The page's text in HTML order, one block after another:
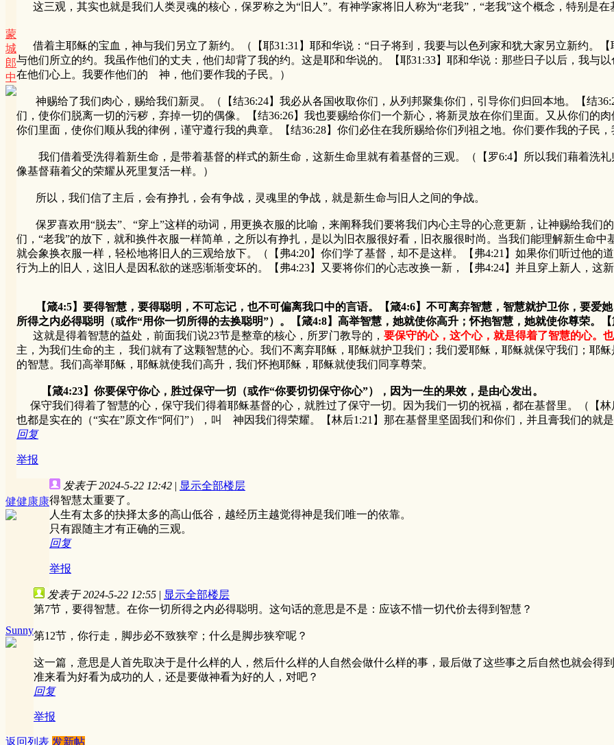
蒙
城
郎
中
这三观，其实也就是我们人类灵魂的核心，保罗称之为“旧人”。有神学家将旧人称为“老我”，“老我”这个概念，特别是在
借着主耶稣的宝血，神与我们另立了新约。（【耶31:31】耶和华说：“日子将到，我要与以色列家和犹大家另立新约。
与他们所立的约。我虽作他们的丈夫，他们却背了我的约。这是耶和华说的。【耶31:33】耶和华说：那些日子以后，我与
在他们心上。我要作他们的 神，他们要作我的子民。）
神赐给了我们肉心，赐给我们新灵。（【结36:24】我必从各国收取你们，从列邦聚集你们，引导你们归回本地。【结
们，使你们脱离一切的污秽，弃掉一切的偶像。【结36:26】我也要赐给你们一个新心，将新灵放在你们里面。又从你们的
你们里面，使你们顺从我的律例，谨守遵行我的典章。【结36:28】你们必住在我所赐给你们列祖之地。你们要作我的子民
我们借着受洗得着新生命，是带着基督的样式的新生命，这新生命里就有着基督的三观。（【罗6:4】所以我们藉着洗
像基督藉着父的荣耀从死里复活一样。）
所以，我们信了主后，会有挣扎，会有争战，灵魂里的争战，就是新生命与旧人之间的争战。
保罗喜欢用“脱去”、“穿上”这样的动词，用更换衣服的比喻，来阐释我们要将我们内心主导的心意更新，让神赐给我们
们，“老我”的放下，就和换件衣服一样简单，之所以有挣扎，是以为旧衣服很好看，旧衣服很时尚。当我们能理解新生命
就会象换衣服一样，轻松地将旧人的三观给放下。（【弗4:20】你们学了基督，却不是这样。【弗4:21】如果你们听过他的
行为上的旧人，这旧人是因私欲的迷惑渐渐变坏的。【弗4:23】又要将你们的心志改换一新，【弗4:24】并且穿上新人，
【箴4:5】要得智慧，要得聪明，不可忘记，也不可偏离我口中的言语。【箴4:6】不可离弃智慧，智慧就护卫你，要爱
所得之内必得聪明（或作“用你一切所得的去换聪明”）。【箴4:8】高举智慧，她就使你高升；怀抱智慧，她就使你尊荣。
这就是得着智慧的益处，前面我们说23节是整章的核心，所罗门教导的， 要保守的心，这个心，就是得着了智慧的心。
主，为我们生命的主， 我们就有了这颗智慧的心。我们不离弃耶稣，耶稣就护卫我们；我们爱耶稣，耶稣就保守我们；耶
的智慧。我们高举耶稣，耶稣就使我们高升，我们怀抱耶稣，耶稣就使我们同享尊荣。
【箴4:23】你要保守你心，胜过保守一切（或作“你要切切保守你心”），因为一生的果效，是由心发出。
保守我们得着了智慧的心，保守我们得着耶稣基督的心，就胜过了保守一切。因为我们一切的祝福，都在基督里。（【
也都是实在的（“实在”原文作“阿们”），叫 神因我们得荣耀。【林后1:21】那在基督里坚固我们和你们，并且膏我们的就
回复
举报
健健康康
发表于 2024-5-22 12:42 | 显示全部楼层
得智慧太重要了。
人生有太多的抉择太多的高山低谷，越经历主越觉得神是我们唯一的依靠。
只有跟随主才有正确的三观。
回复
举报
Sunny
发表于 2024-5-22 12:55 | 显示全部楼层
第7节，要得智慧。在你一切所得之内必得聪明。这句话的意思是不是：应该不惜一切代价去得到智慧？
第12节，你行走，脚步必不致狭窄；什么是脚步狭窄呢？
这一篇，意思是人首先取决于是什么样的人，然后什么样的人自然会做什么样的事，最后做了这些事之后自然也就会得
准来看为好看为成功的人，还是要做神看为好的人，对吧？
回复
举报
返回列表 发新帖